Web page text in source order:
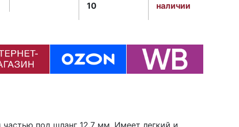
10
наличии
под шланг 12.7 мм. Имеет легкий и